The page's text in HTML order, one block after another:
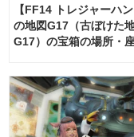
【FF14 トレジャーハ
の地図G17（古ぼけた
G17）の宝箱の場所・